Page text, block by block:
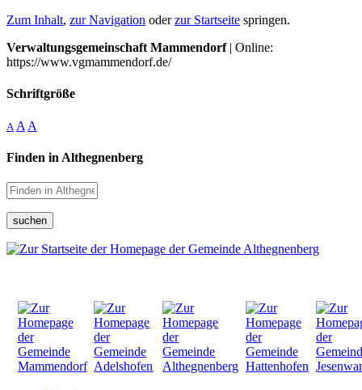
Zum Inhalt, zur Navigation oderzur Startseite springen.
Verwaltungsgemeinschaft Mammendorf| Online:
https://www.vgmammendorf.de/
Schriftgröße
A A A
Finden in Althegnenberg
suchen